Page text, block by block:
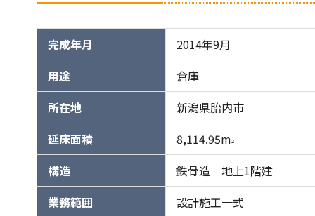
完成年月
2014年9月
用途
倉庫
所在地
新潟県胎内市
延床面積
8,114.95m2
構造
鉄骨造 地上1階建
業務範囲
設計施工一式